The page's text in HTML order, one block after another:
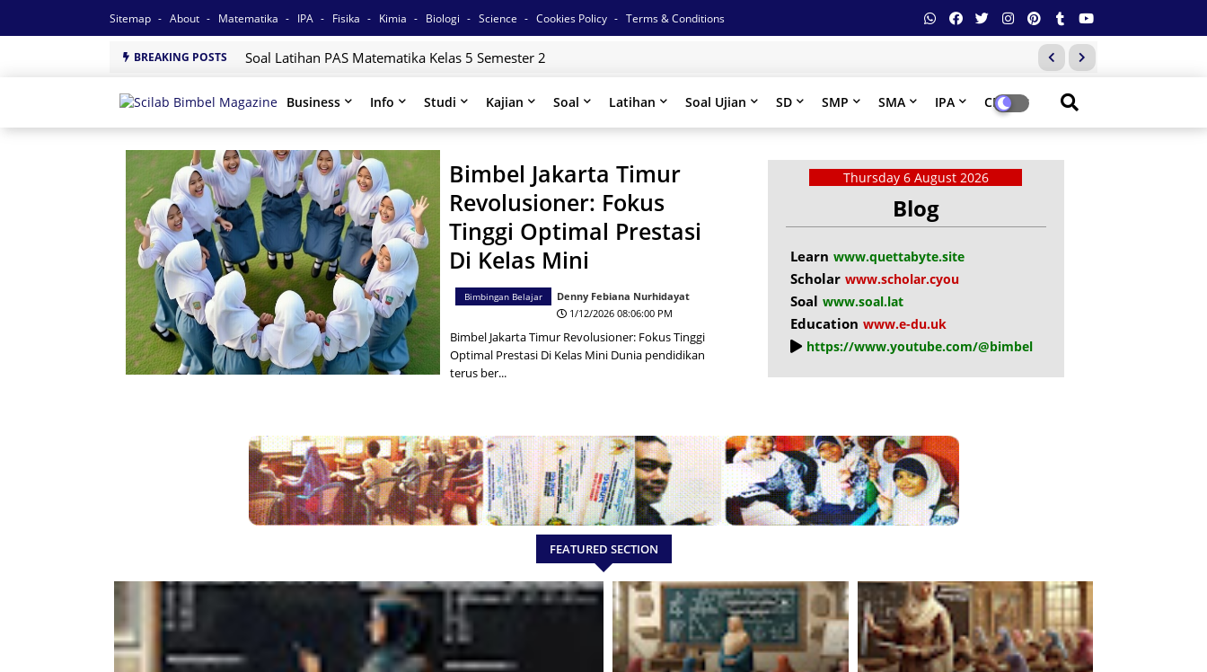
Sitemap About Matematika IPA Fisika Kimia Biologi Science Cookies Policy Terms & Conditions
BREAKING POSTS Soal Latihan PAS Matematika Kelas 5 Semester 2
Business Info Studi Kajian Soal Latihan Soal Ujian SD SMP SMA IPA CPNS
Bimbel Jakarta Timur
Revolusioner: Fokus
Tinggi Optimal Prestasi
Di Kelas Mini
Bimbingan Belajar
Denny Febiana Nurhidayat
1/12/2026 08:06:00 PM
Bimbel Jakarta Timur Revolusioner: Fokus Tinggi
Optimal Prestasi Di Kelas Mini Dunia pendidikan
terus ber...
Thursday 6 August 2026
Blog
Learn www.quettabyte.site
Scholar www.scholar.cyou
Soal www.soal.lat
Education www.e-du.uk
https://www.youtube.com/@bimbel
FEATURED SECTION